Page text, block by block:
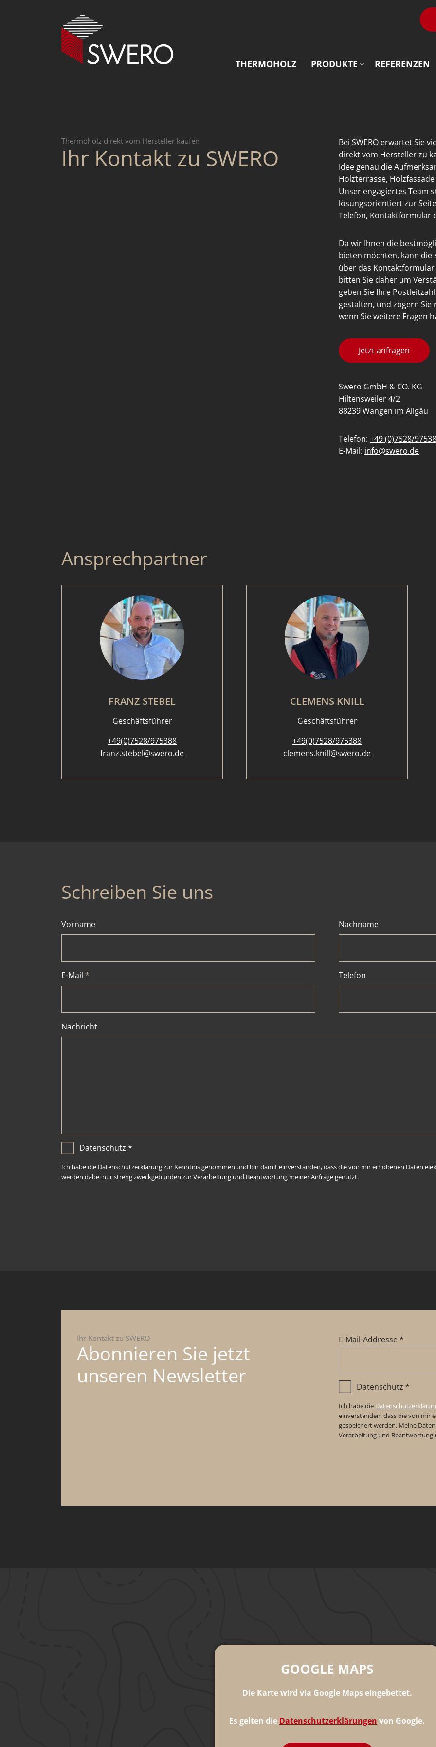
THERMOHOLZ PRODUKTE REFERENZEN
Thermoholz direkt vom Hersteller kaufen
Ihr Kontakt zu SWERO
Bei SWERO erwartet Sie
direkt vom Hersteller zu
Idee genau die
Holzterrasse,
Unser engagiertes Team
lösungsorientiert zur
Telefon, Kontaktformular
Da wir Ihnen die
bieten möchten, kann
über das
bitten Sie daher um
geben Sie Ihre
gestalten, und zögern
wenn Sie weitere Fragen
Jetzt anfragen
Swero GmbH & CO. KG
Hiltensweiler 4/2
88239 Wangen im Allgäu
Telefon: +49 (0)7528/
E-Mail: info@swero.de
Ansprechpartner
FRANZ STEBEL
Geschäftsführer
+49(0)7528/975388
franz.stebel@swero.de
CLEMENS KNILL
Geschäftsführer
+49(0)7528/975388
clemens.knill@swero.de
Schreiben Sie uns
Vorname Nachname
E-Mail * Telefon
Nachricht
Datenschutz *
Ich habe die Datenschutzerklärungzur Kenntnis genommen und bin damit einverstanden, dass die von mir erhobenen Daten
werden dabei nur streng zweckgebunden zur Verarbeitung und Beantwortung meiner Anfrage genutzt.
Ihr Kontakt zu SWERO
Abonnieren Sie jetzt
unseren Newsletter
E-Mail-Addresse *
Datenschutz *
Ich habe die
einverstanden, dass die von mir
gespeichert werden. Meine
Verarbeitung und Beantwortung
GOOGLE MAPS
Die Karte wird via Google Maps eingebettet.
Es gelten die Datenschutzerklärungen von Google.